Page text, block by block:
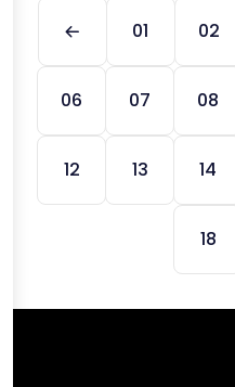
01 02
06 07 08
12 13 14
18